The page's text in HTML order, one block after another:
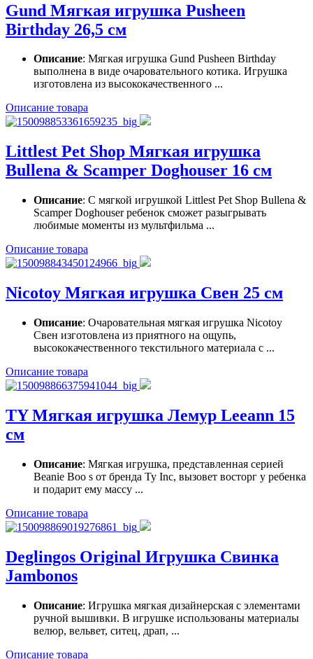
Gund Мягкая игрушка Pusheen
Birthday 26,5 см
Описание: Мягкая игрушка Gund Pusheen Birthday
выполнена в виде очаровательного котика. Игрушка
изготовлена из высококачественного ...
Описание товара
Littlest Pet Shop Мягкая игрушка
Bullena & Scamper Doghouser 16 см
Описание: С мягкой игрушкой Littlest Pet Shop Bullena &
Scamper Doghouser ребенок сможет разыгрывать
любимые моменты из мультфильма ...
Описание товара
Nicotoy Мягкая игрушка Свен 25 см
Описание: Очаровательная мягкая игрушка Nicotoy
Свен изготовлена из приятного на ощупь,
высококачественного текстильного материала с ...
Описание товара
TY Мягкая игрушка Лемур Leeann 15
см
Описание: Мягкая игрушка, представленная серией
Beanie Boo s от бренда Ty Inc, вызовет восторг у ребенка
и подарит ему массу ...
Описание товара
Deglingos Original Игрушка Свинка
Jambonos
Описание: Игрушка мягкая дизайнерская с элементами
ручной вышивки. В игрушке использованы материалы
велюр, вельвет, ситец, драп, ...
Описание товара